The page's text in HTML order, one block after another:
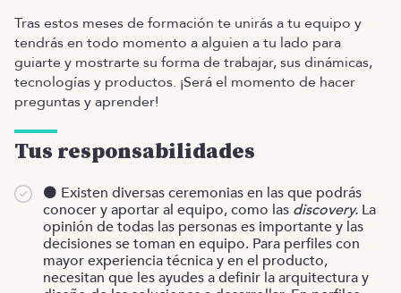
Tras estos meses de formación te unirás a tu equipo y
tendrás en todo momento a alguien a tu lado para
guiarte y mostrarte su forma de trabajar, sus dinámicas,
tecnologías y productos. ¡Será el momento de hacer
preguntas y aprender!
Tus responsabilidades
⚫️ Existen diversas ceremonias en las que podrás
conocer y aportar al equipo, como las discovery. La
opinión de todas las personas es importante y las
decisiones se toman en equipo. Para perfiles con
mayor experiencia técnica y en el producto,
necesitan que les ayudes a definir la arquitectura y